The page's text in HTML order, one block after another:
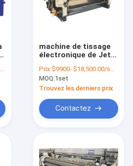
machine de tissage
électronique de Jet
Dobby d'air de 360cm
Prix:$9900- $18,500.00/sets
MOQ:1set
Trouvez les derniers prix
Contactez